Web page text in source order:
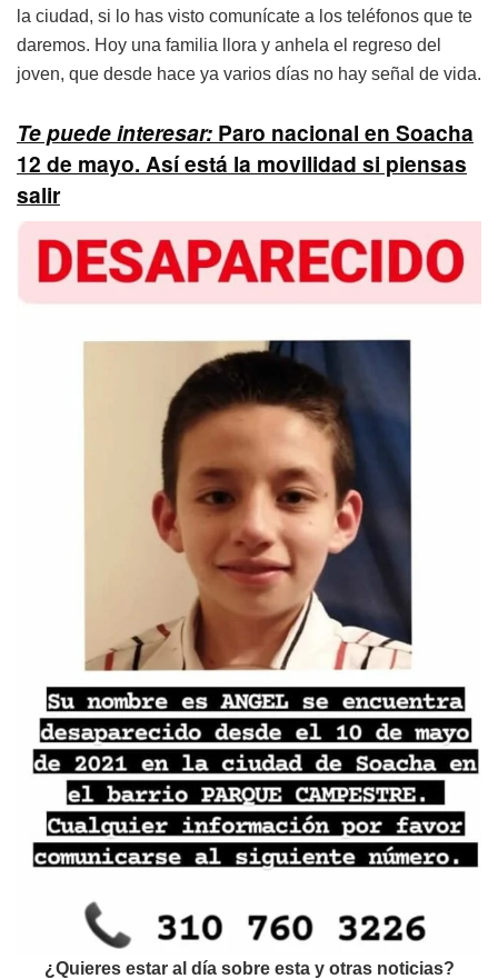
la ciudad, si lo has visto comunícate a los teléfonos que te
daremos. Hoy una familia llora y anhela el regreso del
joven, que desde hace ya varios días no hay señal de vida.
Te puede interesar: Paro nacional en Soacha
12 de mayo. Así está la movilidad si piensas
salir
¿Quieres estar al día sobre esta y otras noticias?